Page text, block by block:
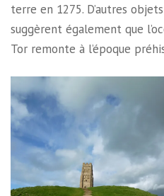
terre en 1275. D’autres
suggèrent également que
Tor remonte à l’époque